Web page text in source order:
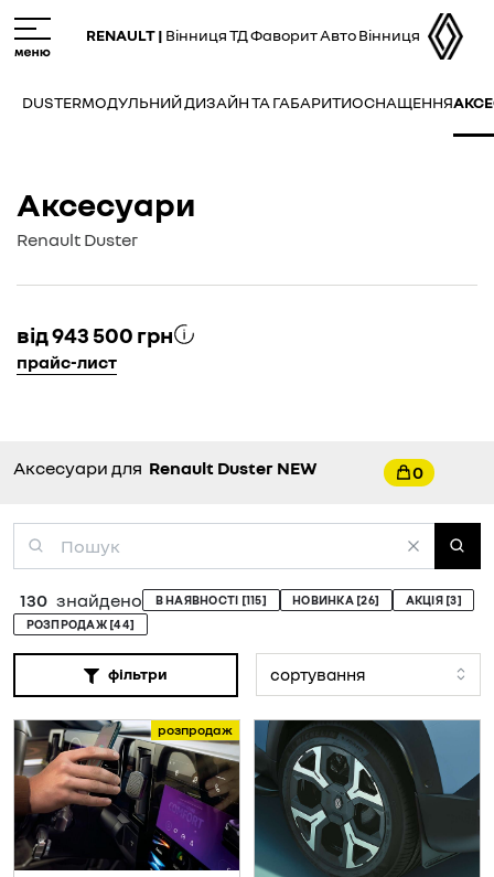
to
main
RENAULT | Вінниця ТД Фаворит Авто Вінниця
DUSTERМОДУЛЬНИЙ ДИЗАЙН ТА ГАБАРИТИОСНАЩЕННЯ
Аксесуари
Renault Duster
від 943 500 грн
прайс-лист